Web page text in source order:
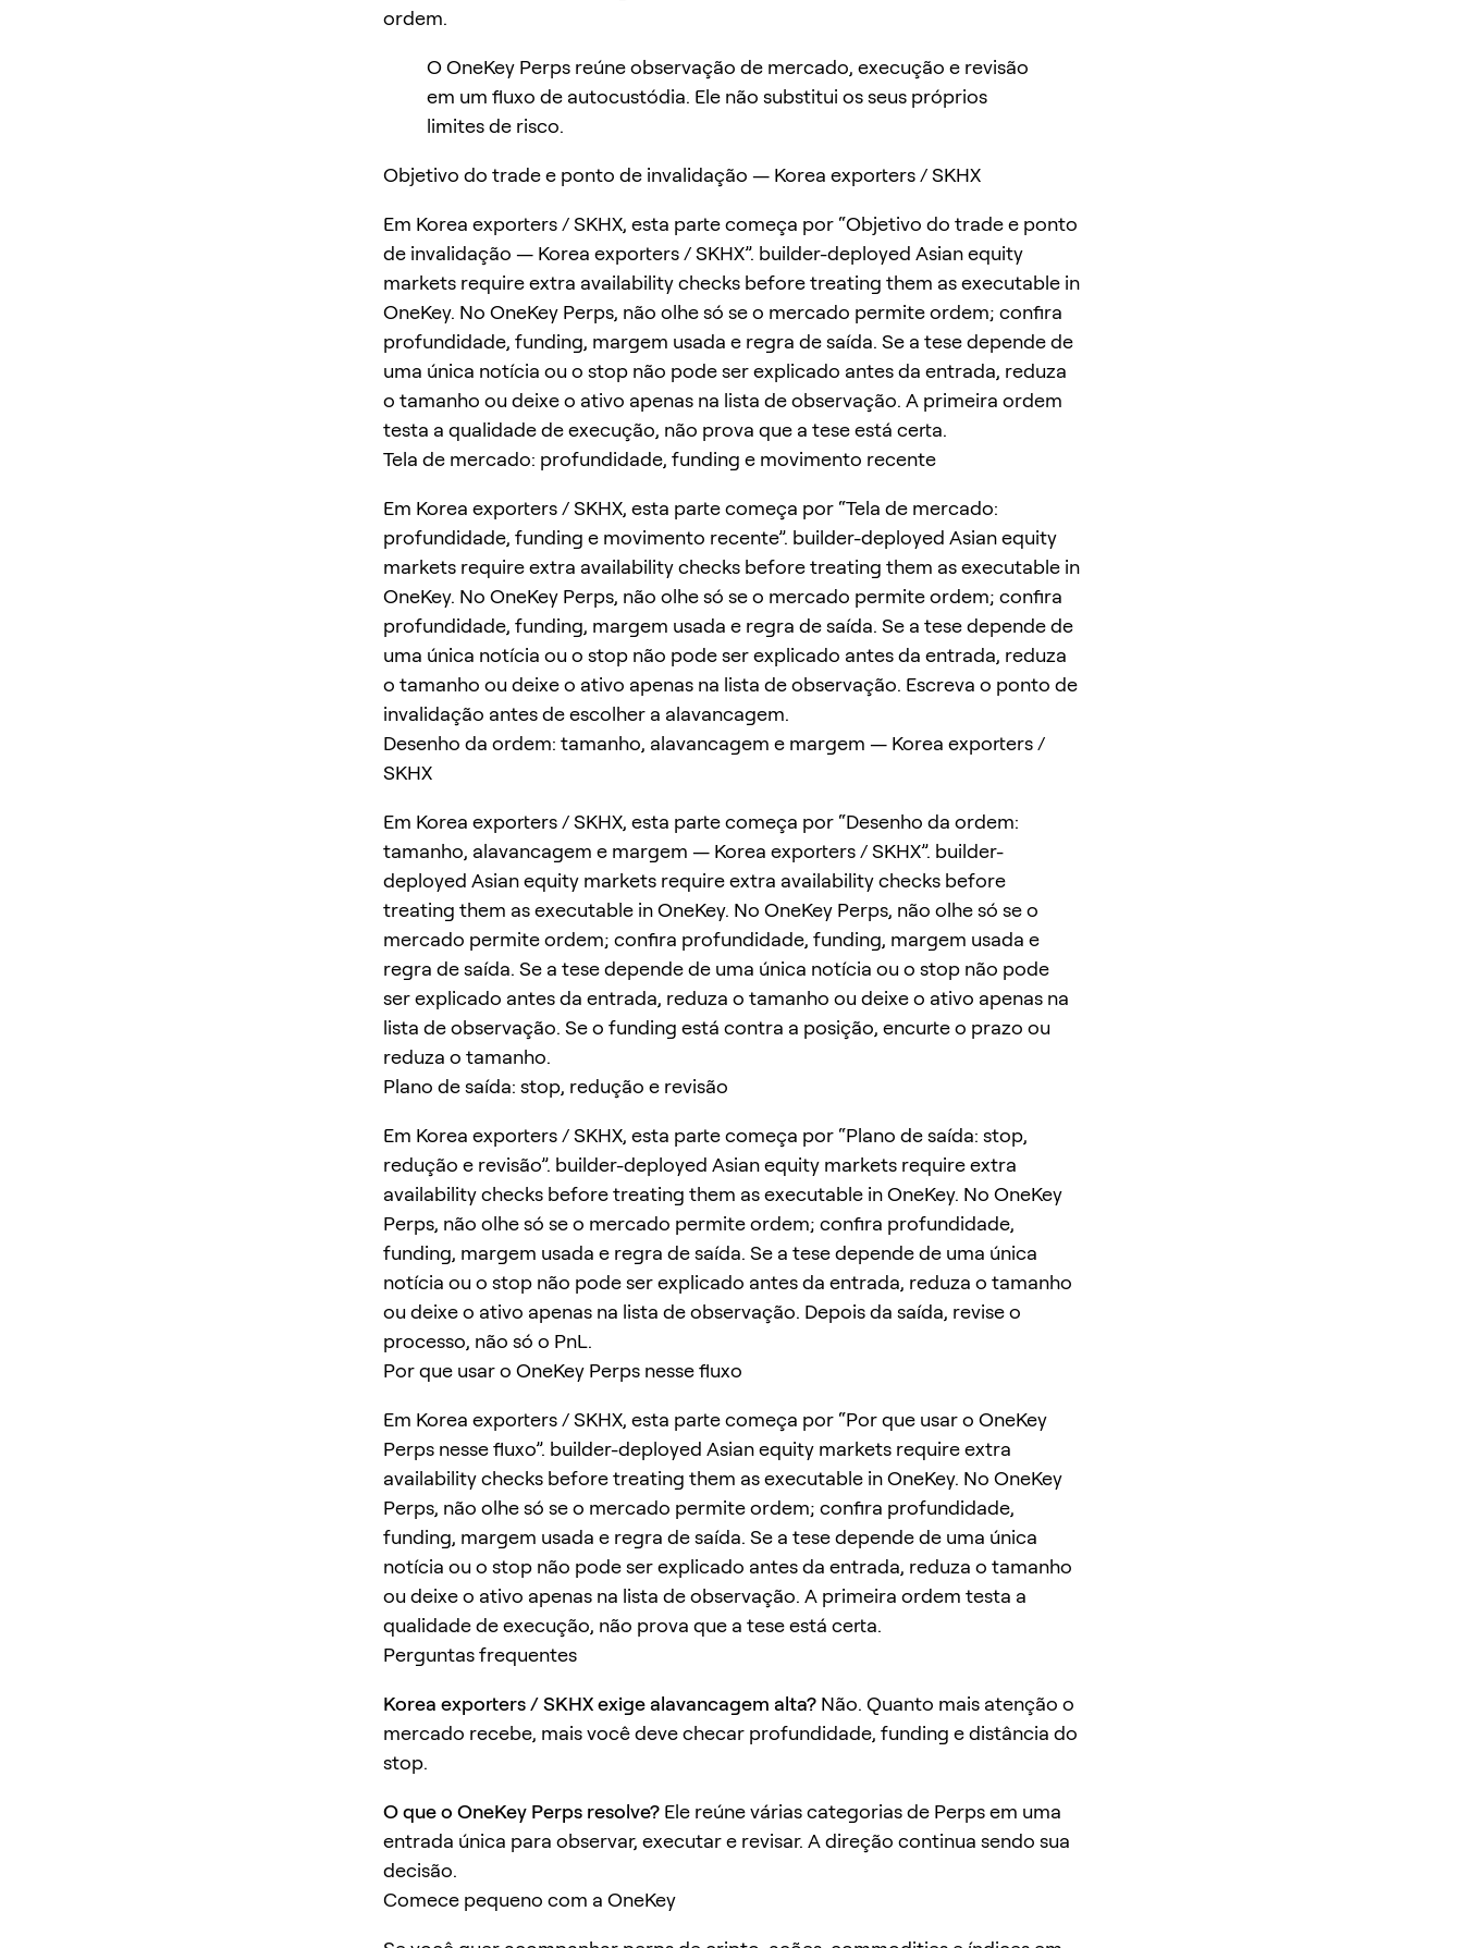
ordem.
O OneKey Perps reúne observação de mercado, execução e revisão
em um fluxo de autocustódia. Ele não substitui os seus próprios
limites de risco.
Objetivo do trade e ponto de invalidação — Korea exporters / SKHX
Em Korea exporters / SKHX, esta parte começa por “Objetivo do trade e ponto
de invalidação — Korea exporters / SKHX”. builder-deployed Asian equity
markets require extra availability checks before treating them as executable in
OneKey. No OneKey Perps, não olhe só se o mercado permite ordem; confira
profundidade, funding, margem usada e regra de saída. Se a tese depende de
uma única notícia ou o stop não pode ser explicado antes da entrada, reduza
o tamanho ou deixe o ativo apenas na lista de observação. A primeira ordem
testa a qualidade de execução, não prova que a tese está certa.
Tela de mercado: profundidade, funding e movimento recente
Em Korea exporters / SKHX, esta parte começa por “Tela de mercado:
profundidade, funding e movimento recente”. builder-deployed Asian equity
markets require extra availability checks before treating them as executable in
OneKey. No OneKey Perps, não olhe só se o mercado permite ordem; confira
profundidade, funding, margem usada e regra de saída. Se a tese depende de
uma única notícia ou o stop não pode ser explicado antes da entrada, reduza
o tamanho ou deixe o ativo apenas na lista de observação. Escreva o ponto de
invalidação antes de escolher a alavancagem.
Desenho da ordem: tamanho, alavancagem e margem — Korea exporters /
SKHX
Em Korea exporters / SKHX, esta parte começa por “Desenho da ordem:
tamanho, alavancagem e margem — Korea exporters / SKHX”. builder-
deployed Asian equity markets require extra availability checks before
treating them as executable in OneKey. No OneKey Perps, não olhe só se o
mercado permite ordem; confira profundidade, funding, margem usada e
regra de saída. Se a tese depende de uma única notícia ou o stop não pode
ser explicado antes da entrada, reduza o tamanho ou deixe o ativo apenas na
lista de observação. Se o funding está contra a posição, encurte o prazo ou
reduza o tamanho.
Plano de saída: stop, redução e revisão
Em Korea exporters / SKHX, esta parte começa por “Plano de saída: stop,
redução e revisão”. builder-deployed Asian equity markets require extra
availability checks before treating them as executable in OneKey. No OneKey
Perps, não olhe só se o mercado permite ordem; confira profundidade,
funding, margem usada e regra de saída. Se a tese depende de uma única
notícia ou o stop não pode ser explicado antes da entrada, reduza o tamanho
ou deixe o ativo apenas na lista de observação. Depois da saída, revise o
processo, não só o PnL.
Por que usar o OneKey Perps nesse fluxo
Em Korea exporters / SKHX, esta parte começa por “Por que usar o OneKey
Perps nesse fluxo”. builder-deployed Asian equity markets require extra
availability checks before treating them as executable in OneKey. No OneKey
Perps, não olhe só se o mercado permite ordem; confira profundidade,
funding, margem usada e regra de saída. Se a tese depende de uma única
notícia ou o stop não pode ser explicado antes da entrada, reduza o tamanho
ou deixe o ativo apenas na lista de observação. A primeira ordem testa a
qualidade de execução, não prova que a tese está certa.
Perguntas frequentes
Korea exporters / SKHX exige alavancagem alta? Não. Quanto mais atenção o
mercado recebe, mais você deve checar profundidade, funding e distância do
stop.
O que o OneKey Perps resolve? Ele reúne várias categorias de Perps em uma
entrada única para observar, executar e revisar. A direção continua sendo sua
decisão.
Comece pequeno com a OneKey